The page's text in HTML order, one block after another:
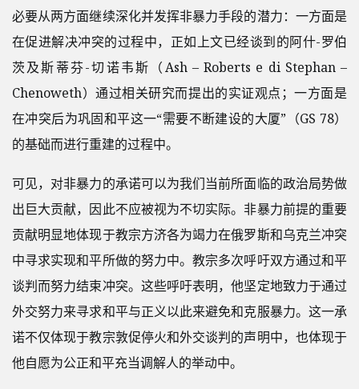
必要从两方面继续深化并发挥非暴力手段的潜力：一方面是
在促进解决冲突的过程中，正如上文已经谈到的阿什-罗伯
茨及斯蒂芬-切诺韦斯（Ash – Roberts e di Stephan –
Chenoweth）通过相关研究而提出的实证观点；一方面是
在冲突后为巩固和平这一“需要不断建设的大厦”（GS 78）
的基础而进行重建的过程中。
可见，对非暴力的承诺可以为我们当前所面临的政治局势做
出巨大贡献，因此不应被视为不切实际。非暴力前提的重要
贡献明显地体现于教宗方济各为竭力在俄罗斯和乌克兰冲突
中寻求实现和平所做的努力中。教宗多次呼吁双方通过和平
谈判而努力结束冲突。这些呼吁表明，他坚定地致力于通过
外交努力来寻求和平与正义以此来避免和克服暴力。这一承
诺不仅体现于教宗敦促停火和外交谈判的声明中，也体现于
他自愿为公正和平充当调解人的举动中。